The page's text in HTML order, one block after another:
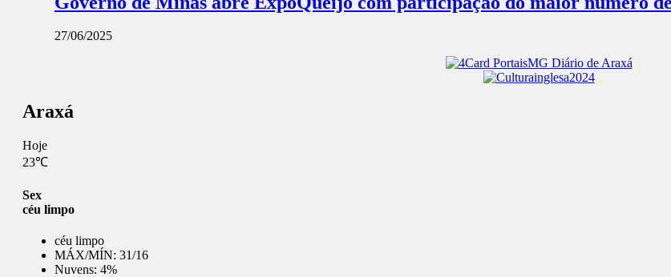
27/06/2025
Araxá
Hoje
23℃
Sex
céu limpo
céu limpo
MÁX/MÍN: 31/16
Nuvens: 4%